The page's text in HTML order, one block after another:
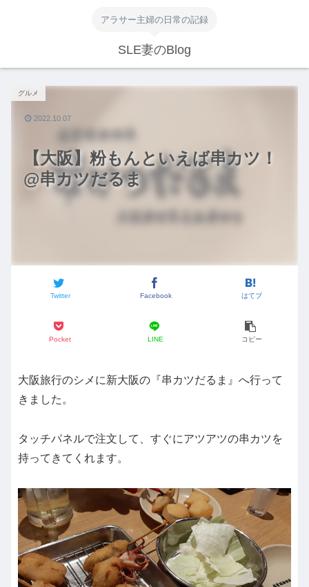
アラサー主婦の日常の記録
SLE妻のBlog
【大阪】粉もんといえば串カツ！
@串カツだるま
グルメ
Twitter Facebook はてブ
Pocket LINE コピー
2022.10.07
大阪旅行のシメに新大阪の『串カツだるま』へ行って
きました。
タッチパネルで注文して、すぐにアツアツの串カツを
持ってきてくれます。